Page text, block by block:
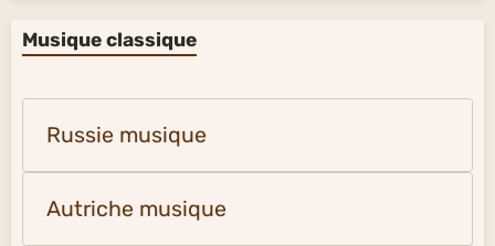
Musique classique
Russie musique
Autriche musique